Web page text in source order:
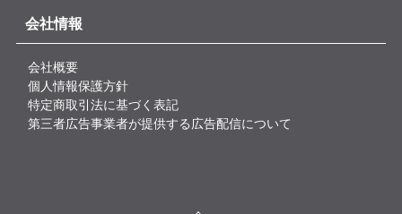
会社情報
会社概要
個人情報保護方針
特定商取引法に基づく表記
第三者広告事業者が提供する広告配信について